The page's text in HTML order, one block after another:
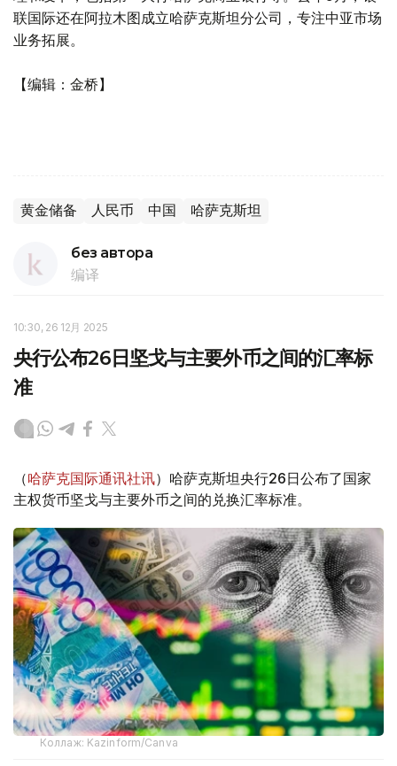
联国际还在阿拉木图成立哈萨克斯坦分公司，专注中亚市场
业务拓展。
【编辑：金桥】
黄金储备 人民币 中国 哈萨克斯坦
без автора
编译
10:30, 26 12月 2025
央行公布26日坚戈与主要外币之间的汇率标
准
（哈萨克国际通讯社讯）哈萨克斯坦央行26日公布了国家
主权货币坚戈与主要外币之间的兑换汇率标准。
Коллаж: Kazinform/Canva